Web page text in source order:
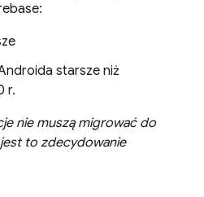
starsze niż
r.
nie muszą migrować do
to zdecydowanie